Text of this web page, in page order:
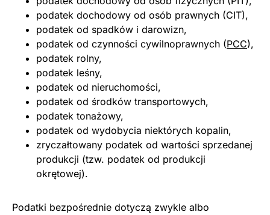
podatek dochodowy od osób prawnych (CIT),
podatek od spadków i darowizn,
podatek od czynności cywilnoprawnych (PCC),
podatek rolny,
podatek leśny,
podatek od nieruchomości,
podatek od środków transportowych,
podatek tonażowy,
podatek od wydobycia niektórych kopalin,
zryczałtowany podatek od wartości sprzedanej
produkcji (tzw. podatek od produkcji
okrętowej).
Podatki bezpośrednie dotyczą zwykle albo